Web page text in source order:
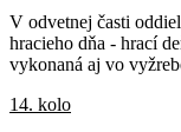
V odvetnej časti
hracieho dňa - hrací
vykonaná aj vo
14. kolo